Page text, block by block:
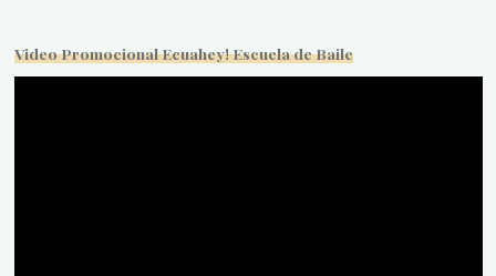
Video Promocional Ecuahey! Escuela de Baile